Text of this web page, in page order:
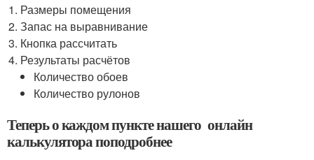
Размеры помещения
Запас на выравнивание
Кнопка рассчитать
Результаты расчётов
Количество обоев
Количество рулонов
Теперь о каждом пункте нашего онлайн
калькулятора поподробнее